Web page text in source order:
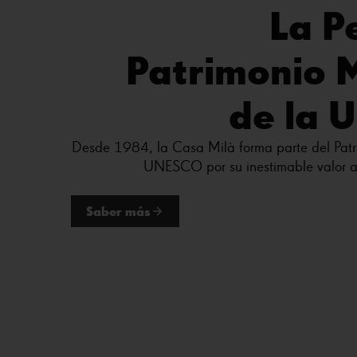
La
Patrimonio
de la
Desde 1984, la Casa Milà forma parte del
UNESCO por su inestimable valor
Saber más